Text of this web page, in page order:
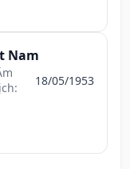
Nam
18/05/1953